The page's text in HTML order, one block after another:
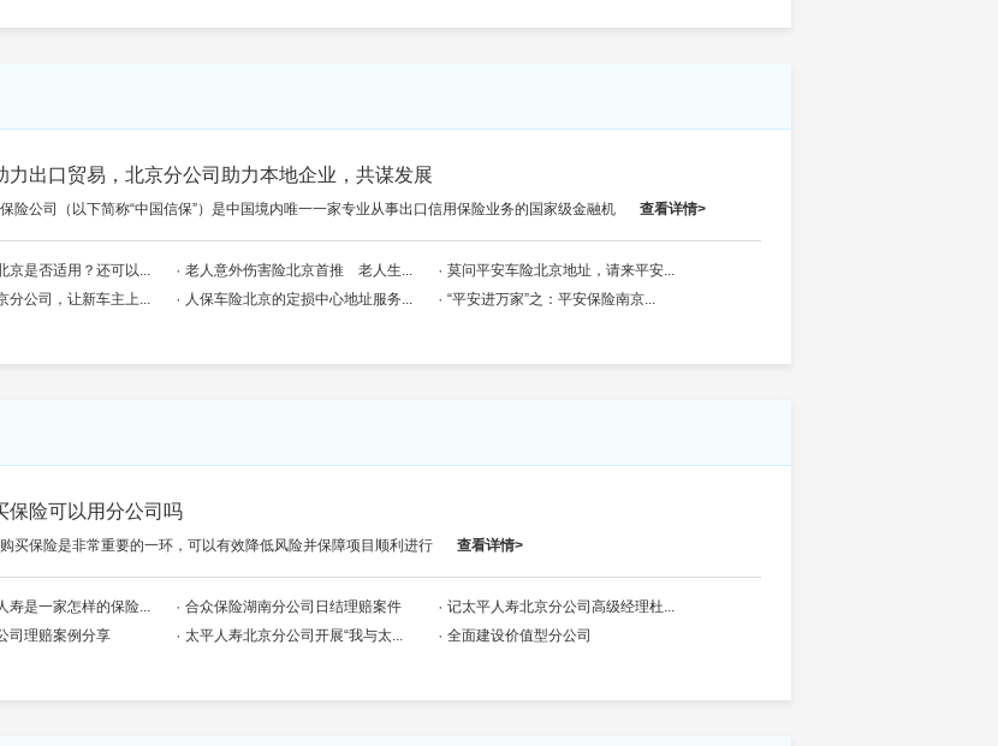
力出口贸易，北京分公司助力本地企业，共谋发展
险公司（以下简称“中国信保”）是中国境内唯一一家专业从事出口信用保险业务的国家级金融机 查看详情>
京是否适用？还可以... 老人意外伤害险北京首推 老人生...
莫问平安车险北京地址，请来平安...
分公司，让新车主上...
人保车险北京的定损中心地址服务... “平安进万家”之：平安保险南京...
保险可以用分公司吗
买保险是非常重要的一环，可以有效降低风险并保障项目顺利进行 查看详情>
寿是一家怎样的保险... 合众保险湖南分公司日结理赔案件
记太平人寿北京分公司高级经理杜...
司理赔案例分享
太平人寿北京分公司开展“我与太... 全面建设价值型分公司